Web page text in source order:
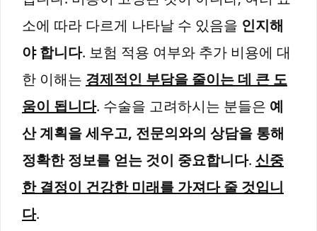
소에 따라 다르게 나타날 수 있음을 인지해
야 합니다. 보험 적용 여부와 추가 비용에 대
한 이해는 경제적인 부담을 줄이는 데 큰 도
움이 됩니다. 수술을 고려하시는 분들은 예
산 계획을 세우고, 전문의와의 상담을 통해
정확한 정보를 얻는 것이 중요합니다. 신중
한 결정이 건강한 미래를 가져다 줄 것입니
다.